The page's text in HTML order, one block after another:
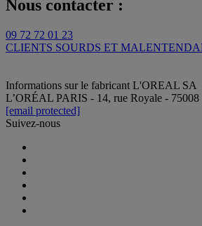
Nous contacter :
09 72 72 01 23
CLIENTS SOURDS ET
Informations sur le fabricant L'OREAL SA
L’ORÉAL PARIS - 14, rue Royale - 75008
[email protected]
Suivez-nous